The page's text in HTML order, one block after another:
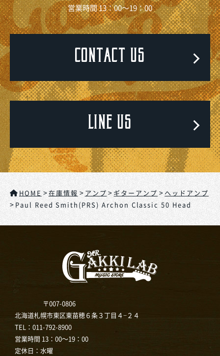
営業時間 13：00～19：00
CONTACT US
LINE US
HOME >在庫情報 > アンプ > ギターアンプ > ヘッドアンプ
> Paul Reed Smith(PRS) Archon Classic 50 Head
〒007-0806
北海道札幌市東区東苗穂６条３丁目４−２４
TEL： 011-792-8900
営業時間 13：00～19：00
定休日：水曜